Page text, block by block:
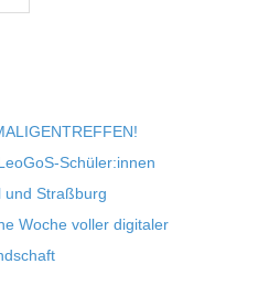
Schüler:innen
und Straßburg
Woche vol­ler digi­ta­ler